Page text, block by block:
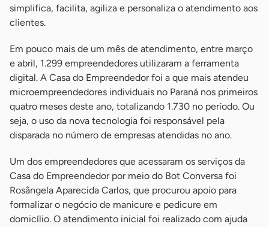
simplifica, facilita, agiliza e personaliza o atendimento aos
clientes.
Em pouco mais de um mês de atendimento, entre março
e abril, 1.299 empreendedores utilizaram a ferramenta
digital. A Casa do Empreendedor foi a que mais atendeu
microempreendedores individuais no Paraná nos primeiros
quatro meses deste ano, totalizando 1.730 no período. Ou
seja, o uso da nova tecnologia foi responsável pela
disparada no número de empresas atendidas no ano.
Um dos empreendedores que acessaram os serviços da
Casa do Empreendedor por meio do Bot Conversa foi
Rosângela Aparecida Carlos, que procurou apoio para
formalizar o negócio de manicure e pedicure em
domicílio. O atendimento inicial foi realizado com ajuda